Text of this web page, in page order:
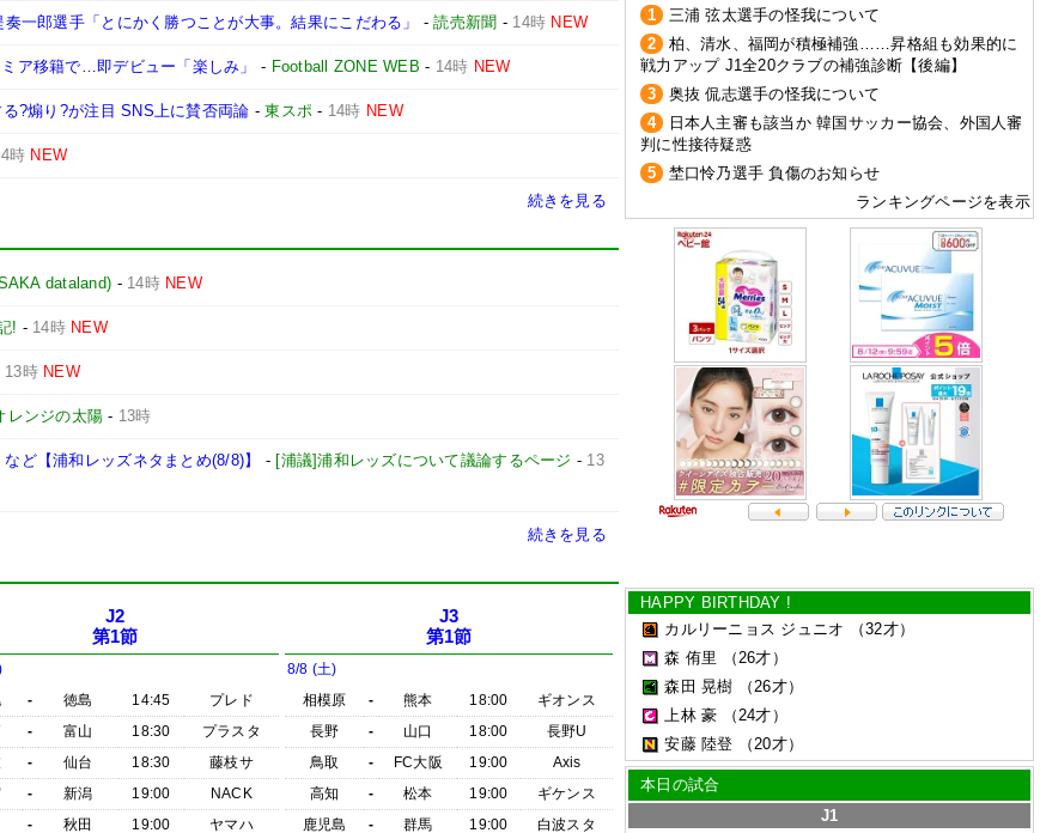
一郎選手「とにかく勝つことが大事。結果にこだわる」 -読売新聞 - 14時 NEW
ア移籍で…即デビュー「楽しみ」 - Football ZONE WEB - 14時 NEW
?煽り?が注目 SNS上に賛否両論 -東スポ - 14時 NEW
時 NEW
続きを見る
dataland) - 14時 NEW
! - 14時 NEW
13時 NEW
レンジの太陽 - 13時
ど【浦和レッズネタまとめ(8/8)】 - [浦議]浦和レッズについて議論するページ - 13
続きを見る
J2
第1節
- 徳島 14:45
プレド
- 富山 18:30
プラスタ
- 仙台 18:30
藤枝サ
- 新潟 19:00
NACK
- 秋田 19:00
ヤマハ
J3
第1節
8/8 (土)
相模原
- 熊本 18:00
ギオンス
長野
- 山口 18:00
長野U
鳥取
- FC大阪 19:00
Axis
高知
- 松本 19:00
ギケンス
鹿児島
- 群馬 19:00
白波スタ
1
三浦 弦太選手の怪我について
2
柏、清水、福岡が積極補強……昇格組も効果的に
戦力アップ J1全20クラブの補強診断【後編】
3
奥抜 侃志選手の怪我について
4
日本人主審も該当か 韓国サッカー協会、外国人審
判に性接待疑惑
5
埜口怜乃選手 負傷のお知らせ
ランキングページを表示
HAPPY BIRTHDAY !
カルリーニョス ジュニオ
（32才）
森 侑里
（26才）
森田 晃樹
（26才）
上林 豪
（24才）
安藤 陸登
（20才）
本日の試合
J1